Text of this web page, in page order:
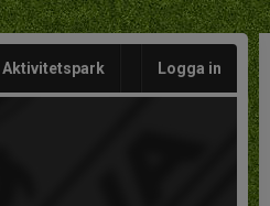
Aktivitetspark Logga in